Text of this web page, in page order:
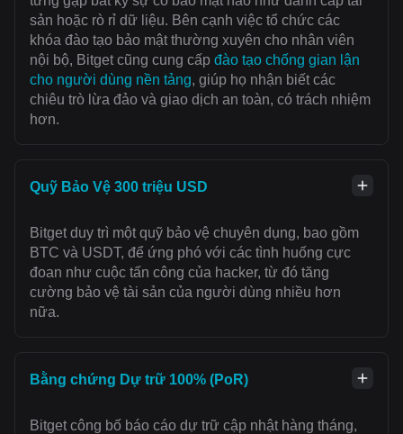
sản hoặc rò rỉ dữ liệu. Bên cạnh việc tổ chức các
khóa đào tạo bảo mật thường xuyên cho nhân viên
nội bộ, Bitget cũng cung cấp đào tạo chống gian lận
cho người dùng nền tảng, giúp họ nhận biết các
chiêu trò lừa đảo và giao dịch an toàn, có trách nhiệm
hơn.
Quỹ Bảo Vệ 300 triệu USD
Bitget duy trì một quỹ bảo vệ chuyên dụng, bao gồm
BTC và USDT, để ứng phó với các tình huống cực
đoan như cuộc tấn công của hacker, từ đó tăng
cường bảo vệ tài sản của người dùng nhiều hơn
nữa.
Bằng chứng Dự trữ 100% (PoR)
Bitget công bố báo cáo dự trữ cập nhật hàng tháng,